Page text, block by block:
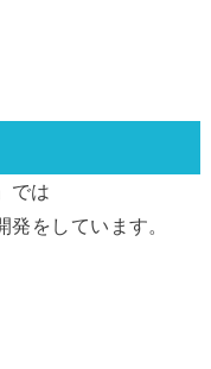
では
をしています。